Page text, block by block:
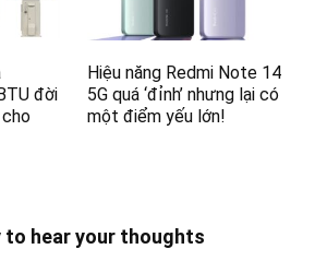
đời
Hiệu năng Redmi Note 14
5G quá ‘đỉnh’ nhưng lại có
một điểm yếu lớn!
to hear your thoughts